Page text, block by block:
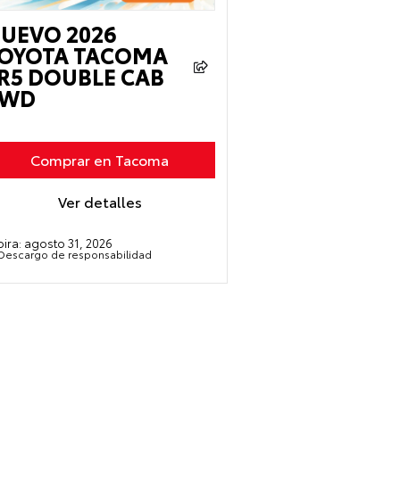
2026
TACOMA
DOUBLE CAB
Comprar en Tacoma
Ver detalles
agosto 31, 2026
de responsabilidad